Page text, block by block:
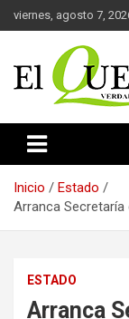
Saltar
al
viernes, agosto 7,
El
Inicio
Estado
Arranca Secretaría
ESTADO
Arranca